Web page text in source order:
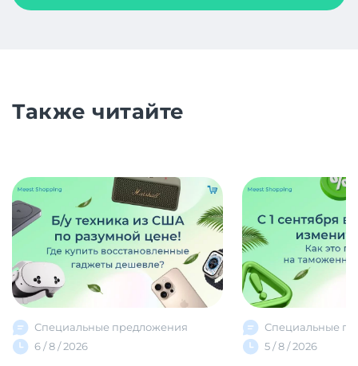
Также читайте
Специальные предложения
6 / 8 / 2026
Специальные
5 / 8 / 2026